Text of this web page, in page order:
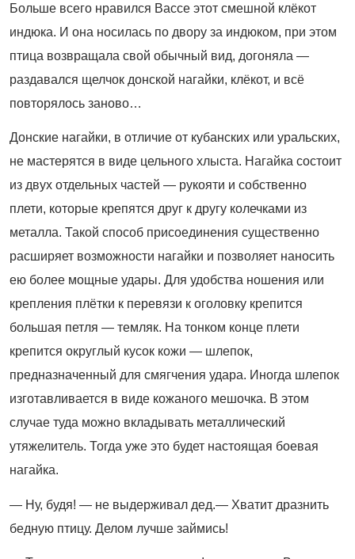
Больше всего нравился Вассе этот смешной клёкот
индюка. И она носилась по двору за индюком, при этом
птица возвращала свой обычный вид, догоняла —
раздавался щелчок донской нагайки, клёкот, и всё
повторялось заново…
Донские нагайки, в отличие от кубанских или уральских,
не мастерятся в виде цельного хлыста. Нагайка состоит
из двух отдельных частей — рукояти и собственно
плети, которые крепятся друг к другу колечками из
металла. Такой способ присоединения существенно
расширяет возможности нагайки и позволяет наносить
ею более мощные удары. Для удобства ношения или
крепления плётки к перевязи к оголовку крепится
большая петля — темляк. На тонком конце плети
крепится округлый кусок кожи — шлепок,
предназначенный для смягчения удара. Иногда шлепок
изготавливается в виде кожаного мешочка. В этом
случае туда можно вкладывать металлический
утяжелитель. Тогда уже это будет настоящая боевая
нагайка.
— Ну, будя! — не выдерживал дед.— Хватит дразнить
бедную птицу. Делом лучше займись!